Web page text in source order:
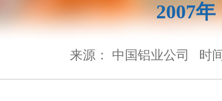
2007年
来源： 中国铝业公司 时